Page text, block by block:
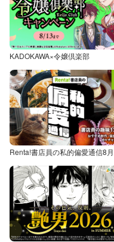
KADOKAWA×令嬢倶楽部
Renta!書店員の私的偏愛通信8